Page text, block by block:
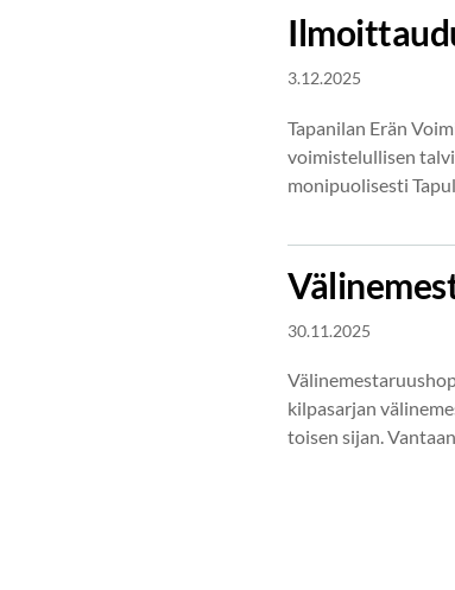
3.12.2025
Tapanilan Erän
voimistelullisen
monipuolisesti
30.11.2025
kilpasarjan
toisen sijan.